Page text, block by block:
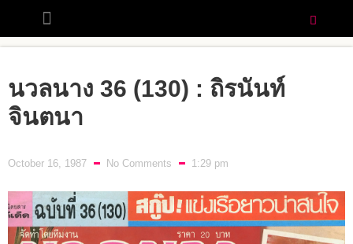
นวลนาง 36 (130) : ถิรนันท์
จินตนา
October 16, 1987 No Comments 1:29 pm